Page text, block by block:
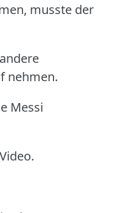
musste der
nehmen.
Messi